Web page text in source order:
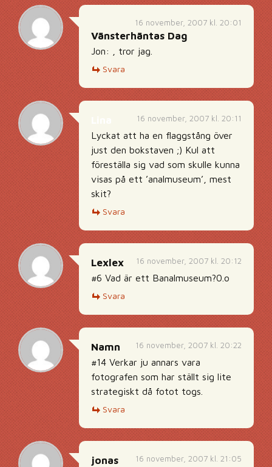
16 november, 2007 kl. 20:01
Vänsterhäntas Dag
Jon: , tror jag.
Svara
16 november, 2007 kl. 20:11
Lyckat att ha en flaggstång över
just den bokstaven ;) Kul att
föreställa sig vad som skulle kunna
visas på ett ’analmuseum’, mest
skit?
Svara
16 november, 2007 kl. 20:12
Lexlex
#6 Vad är ett Banalmuseum?0.o
Svara
16 november, 2007 kl. 20:22
Namn
#14 Verkar ju annars vara
fotografen som har ställt sig lite
strategiskt då fotot togs.
Svara
16 november, 2007 kl. 21:05
jonas